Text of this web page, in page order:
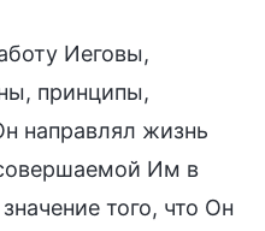
Иеговы,
принципы,
направлял жизнь
Им в
того, что Он